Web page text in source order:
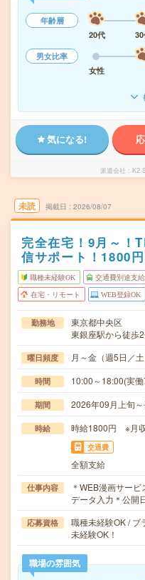
年齢層
20代
男女比率
女性
気になる!
派遣会社 K2
未読 掲載日 2026/08/07
完全在宅！9月～！
信サポート！1800円
職種未経験OK 交通費別途支給
在宅・リモート WEB登録OK
勤務地
東京都中央区
東銀座駅から徒歩
曜日頻度 月～金（週5日／
時間 10:00～18:00(実
期間 2026年09月上旬
時給 時給1800円 ※月
交通費
全額支給
仕事内容
＊WEB漫画サー
データ入力＊公開
応募資格
職種未経験OK / ブ
未経験OK！
職場の雰囲気